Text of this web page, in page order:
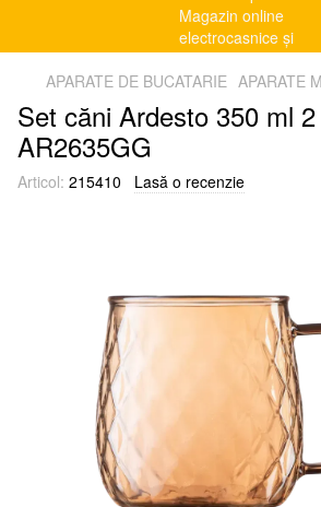
APARATE DE BUCATARIE APARATE
Set căni Ardesto 350 ml
AR2635GG
Articol: 215410 Lasă o recenzie